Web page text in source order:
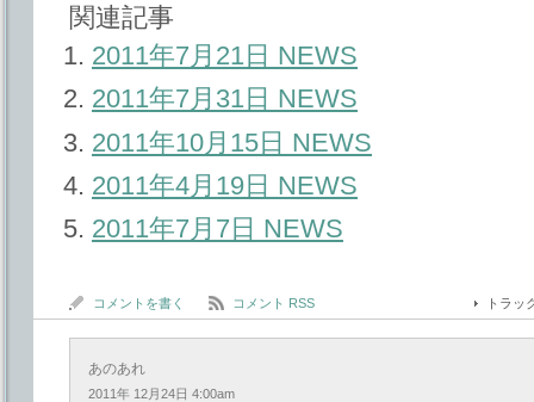
関連記事
2011年7月21日 NEWS
2011年7月31日 NEWS
2011年10月15日 NEWS
2011年4月19日 NEWS
2011年7月7日 NEWS
コメントを書く コメント RSS トラ
あのあれ
2011年 12月24日 4:00am